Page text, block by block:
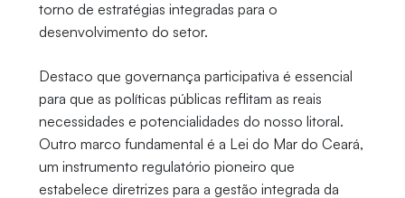
torno de estratégias integradas para o
desenvolvimento do setor.
Destaco que governança participativa é essencial
para que as políticas públicas reflitam as reais
necessidades e potencialidades do nosso litoral.
Outro marco fundamental é a Lei do Mar do Ceará,
um instrumento regulatório pioneiro que
estabelece diretrizes para a gestão integrada da